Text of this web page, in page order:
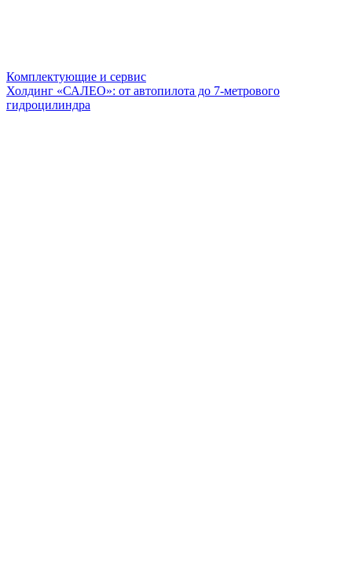
Комплектующие и сервис
Холдинг «САЛЕО»: от автопилота до 7-метрового
гидроцилиндра